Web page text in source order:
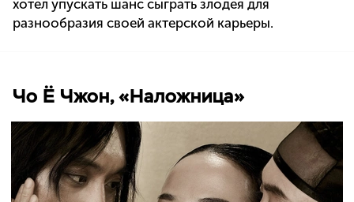
хотел упускать шанс сыграть злодея для
разнообразия своей актерской карьеры.
Чо Ё Чжон, «Наложница»